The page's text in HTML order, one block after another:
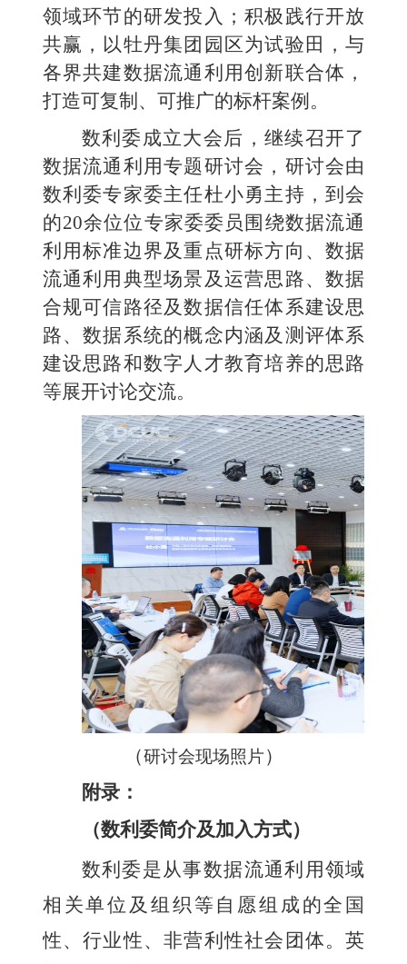
领域环节的研发投入；积极践行开放
共赢，以牡丹集团园区为试验田，与
各界共建数据流通利用创新联合体，
打造可复制、可推广的标杆案例。
数利委成立大会后，继续召开了
数据流通利用专题研讨会，研讨会由
数利委专家委主任杜小勇主持，到会
的20余位位专家委委员围绕数据流通
利用标准边界及重点研标方向、数据
流通利用典型场景及运营思路、数据
合规可信路径及数据信任体系建设思
路、数据系统的概念内涵及测评体系
建设思路和数字人才教育培养的思路
等展开讨论交流。
（研讨会现场照片）
附录：
（数利委简介及加入方式）
数利委是从事数据流通利用领域
相关单位及组织等自愿组成的全国
性、行业性、非营利性社会团体。英